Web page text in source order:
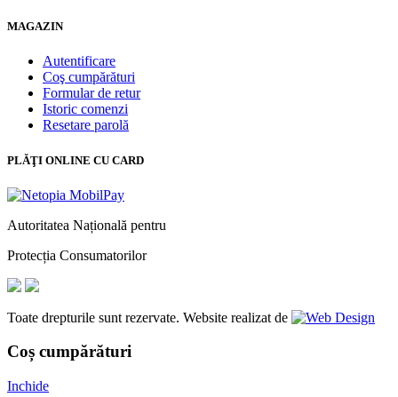
MAGAZIN
Autentificare
Coş cumpărături
Formular de retur
Istoric comenzi
Resetare parolă
PLĂŢI ONLINE CU CARD
Autoritatea Națională pentru
Protecția Consumatorilor
Toate drepturile sunt rezervate. Website realizat de
Coș cumpărături
Inchide